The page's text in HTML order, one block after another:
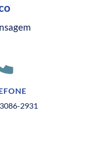
2931